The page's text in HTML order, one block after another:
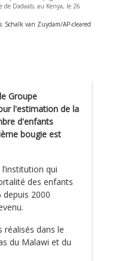
Dadaab, au Kenya, le 26
Schalk van Zuydam/AP-cleared
Groupe
l'estimation de la
d'enfants
bougie est
qui
des enfants
2000
réalisés dans le
du Malawi et du